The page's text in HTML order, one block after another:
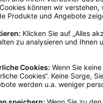
und tierische